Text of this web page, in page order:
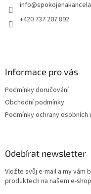
info@
+420 737 207 892
Informace pro vás
Podmínky doručování
Obchodní podmínky
Podmínky ochrany osobních
Odebírat newsletter
Vložte svůj e-mail a my vám
produktech na našem e-